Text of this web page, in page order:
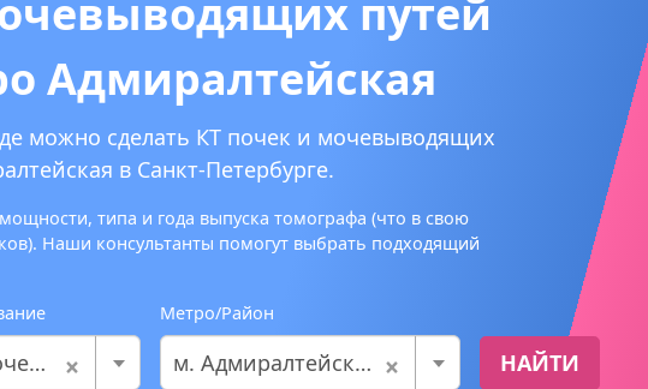
путей
Адмиралтейская
можно сделать КТ почек и мочевыводящих
в Санкт-Петербурге.
типа и года выпуска томографа (что в свою
Наши консультанты помогут выбрать подходящий
×
Метро/Район
×
м. Адмиралтейская НАЙТИ